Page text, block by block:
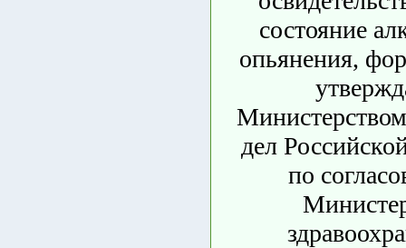
состояние
опьянения,
дел
по